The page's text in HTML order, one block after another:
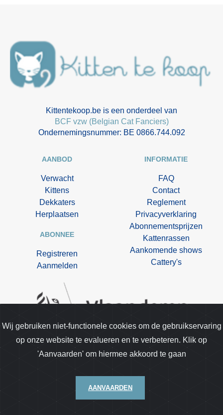
Kittentekoop.be is een onderdeel van
BCF vzw (Belgian Cat Fanciers)
Ondernemingsnummer: BE 0866.744.092
AANBOD
Verwacht
Kittens
Dekkaters
Herplaatsen
ABONNEE
Registreren
Aanmelden
INFORMATIE
FAQ
Contact
Reglement
Privacyverklaring
Abonnementsprijzen
Kattenrassen
Aankomende shows
Cattery's
Kittentekoop.be is opgenomen in de lijst van
Wij gebruiken niet-functionele cookies om de gebruikservaring
op onze website te evalueren en te verbeteren. Klik op
'Aanvaarden' om hiermee akkoord te gaan
AANVAARDEN